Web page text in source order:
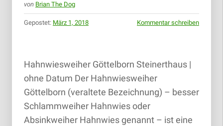
von Brian The Dog
Gepostet: März 1, 2018 Kommentar schreiben
Hahnwiesweiher Göttelborn Steinerthaus |
ohne Datum Der Hahnwiesweiher
Göttelborn (veraltete Bezeichnung) – besser
Schlammweiher Hahnwies oder
Absinkweiher Hahnwies genannt – ist eine